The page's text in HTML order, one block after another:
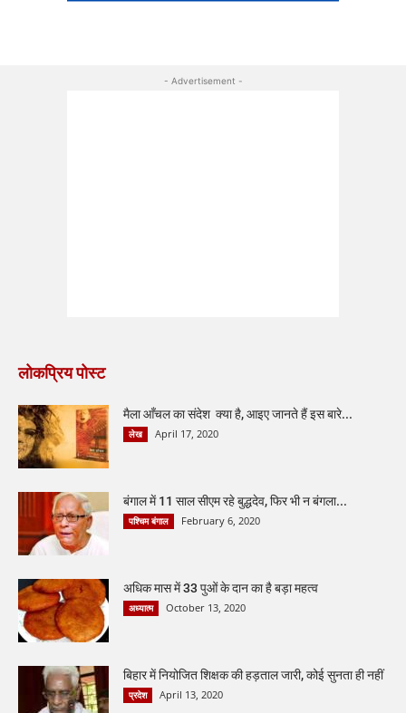
- Advertisement -
लोकप्रिय पोस्ट
मैला आँचल का संदेश क्या है, आइए जानते हैं इस बारे...
लेख April 17, 2020
बंगाल में 11 साल सीएम रहे बुद्धदेव, फिर भी न बंगला...
पश्चिम बंगाल February 6, 2020
अधिक मास में 33 पुओं के दान का है बड़ा महत्व
अध्यात्म October 13, 2020
बिहार में नियोजित शिक्षक की हड़ताल जारी, कोई सुनता ही नहीं
प्रदेश April 13, 2020